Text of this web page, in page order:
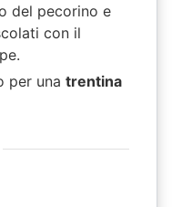
del pecorino e
con il
per una trentina